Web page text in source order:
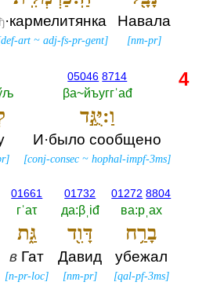
Навала
[nm-pr]
·кармелитянка
def-art ~adj-fs-pr-gent]
05046 8714
βа~йъуггˈаđ
וַ:יֻּגַּ֣ד
И·было сообщено
[conj-consec ~hophal-impf-3ms]
]
01272 8804
ва:рˌах
בָרַ֥ח
убежал
[qal-pf-3ms]
01732
да:βˌiđ
דָּוִ֖ד
Давид
[nm-pr]
01661
гˈаτ
גַּ֑ת
в Гат
[n-pr-loc]
4